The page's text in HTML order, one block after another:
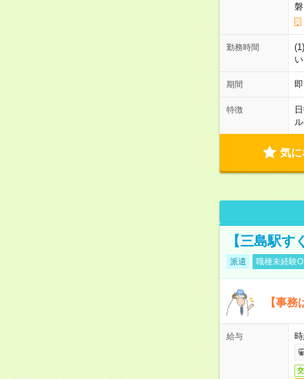
勤務時間
い
期間
特徴
気に
【三島駅
派遣 職種未経験
【事
給与